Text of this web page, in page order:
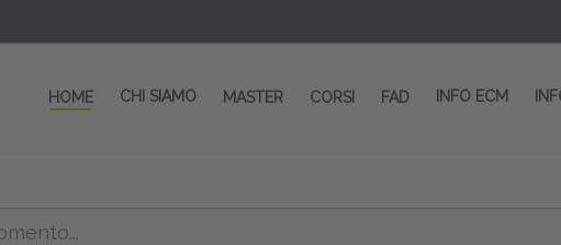
HOME CHI SIAMO MASTER CORSI FAD INFO ECM